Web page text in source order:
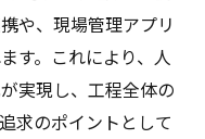
や、現場管理アプリ
す。これにより、人
実現し、工程全体の
求のポイントとして